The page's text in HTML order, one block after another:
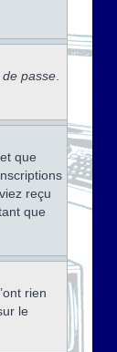
de passe
que
reçu
que
rien
le